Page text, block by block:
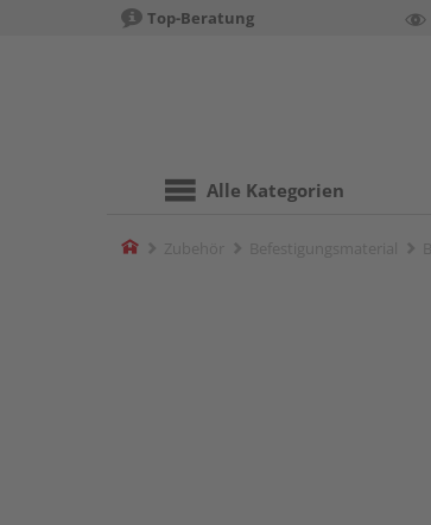
Top-Beratung
Alle Kategorien
Home